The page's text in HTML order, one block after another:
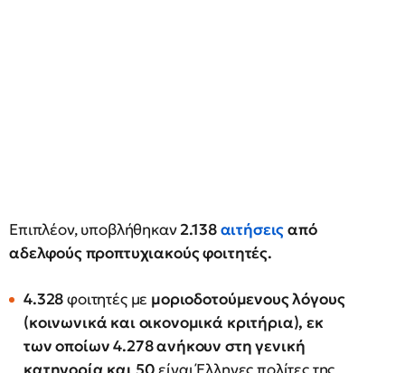
Επιπλέον, υποβλήθηκαν2.138αιτήσειςαπό
αδελφούς προπτυχιακούς φοιτητές.
4.328φοιτητές με μοριοδοτούμενους λόγους
(κοινωνικά και οικονομικά κριτήρια), εκ
των οποίων 4.278 ανήκουν στη γενική